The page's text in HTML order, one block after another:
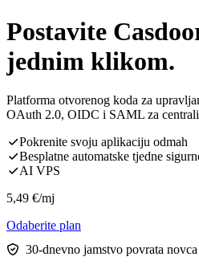
Postavite
jednim klikom.
Platforma otvorenog koda za
OAuth 2.0, OIDC i SAML za
Pokrenite svoju aplikaciju odmah
Besplatne automatske tjedne
AI VPS
5,49 €/mj
Odaberite plan
30-dnevno jamstvo povrata novca